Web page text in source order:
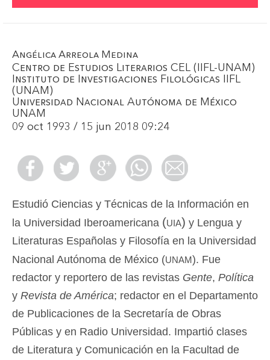
Angélica Arreola Medina
Centro de Estudios Literarios CEL (IIFL-UNAM)
Instituto de Investigaciones Filológicas IIFL
(UNAM)
Universidad Nacional Autónoma de México
UNAM
09 oct 1993 / 15 jun 2018 09:24
Estudió Ciencias y Técnicas de la Información en
la Universidad Iberoamericana (uia) y Lengua y
Literaturas Españolas y Filosofía en la Universidad
Nacional Autónoma de México (unam). Fue
redactor y reportero de las revistas Gente, Política
y Revista de América; redactor en el Departamento
de Publicaciones de la Secretaría de Obras
Públicas y en Radio Universidad. Impartió clases
de Literatura y Comunicación en la Facultad de